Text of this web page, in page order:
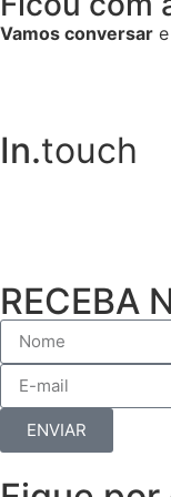
Vamos conversar
In.touch
RECEBA
ENVIAR